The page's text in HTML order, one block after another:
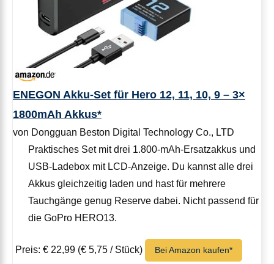
ENEGON Akku-Set für Hero 12, 11, 10, 9 – 3×
1800mAh Akkus*
von Dongguan Beston Digital Technology Co., LTD
Praktisches Set mit drei 1.800-mAh-Ersatzakkus und
USB-Ladebox mit LCD-Anzeige. Du kannst alle drei
Akkus gleichzeitig laden und hast für mehrere
Tauchgänge genug Reserve dabei. Nicht passend für
die GoPro HERO13.
Preis: € 22,99 (€ 5,75 / Stück) Bei Amazon kaufen*